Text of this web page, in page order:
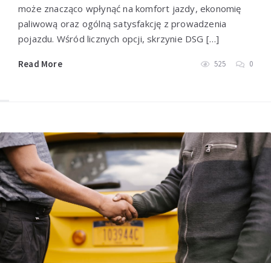
może znacząco wpłynąć na komfort jazdy, ekonomię
paliwową oraz ogólną satysfakcję z prowadzenia
pojazdu. Wśród licznych opcji, skrzynie DSG […]
Read More 525 0